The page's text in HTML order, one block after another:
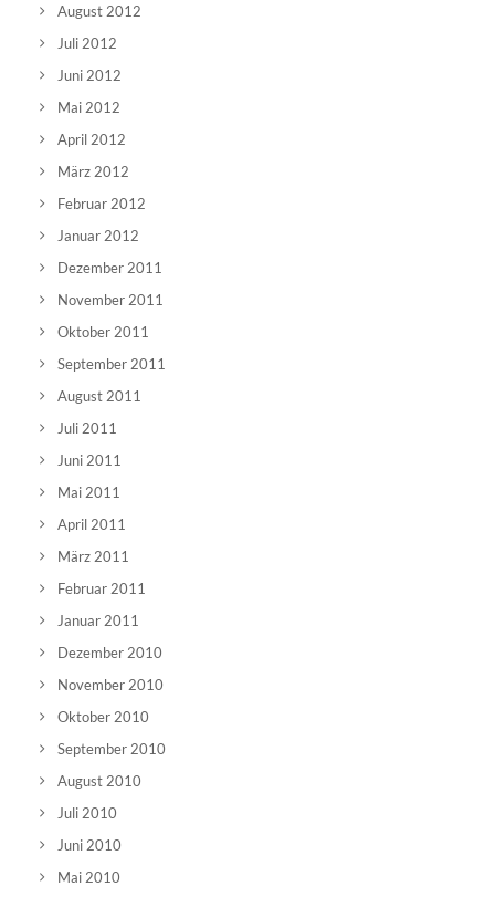
August 2012
Juli 2012
Juni 2012
Mai 2012
April 2012
März 2012
Februar 2012
Januar 2012
Dezember 2011
November 2011
Oktober 2011
September 2011
August 2011
Juli 2011
Juni 2011
Mai 2011
April 2011
März 2011
Februar 2011
Januar 2011
Dezember 2010
November 2010
Oktober 2010
September 2010
August 2010
Juli 2010
Juni 2010
Mai 2010